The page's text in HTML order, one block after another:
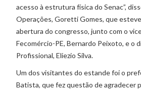
acesso à estrutura física do Senac”,
Operações, Goretti Gomes, que
abertura do congresso, junto com o
Fecomércio-PE, Bernardo Peixoto, e o
Profissional, Eliezio Silva.
Um dos visitantes do estande foi o
Batista, que fez questão de agradecer